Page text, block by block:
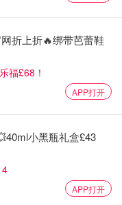
于原作者
，爱适瑞是总部在斯
而TENA作为专业女
验。TENA 拥有独创
迅速吸收大量液体
巾片上以保持私处干
收量也强。而且
网折上折🔥绑带芭蕾鞋
福£68！
APP打开
小黑瓶礼盒£43
APP打开